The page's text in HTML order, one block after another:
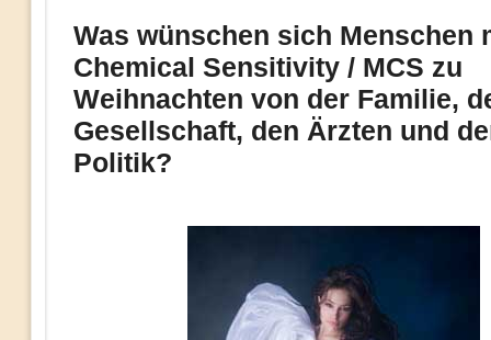
Was wünschen sich Menschen
Chemical Sensitivity / MCS zu
Weihnachten von der Familie,
Gesellschaft, den Ärzten und
Politik?